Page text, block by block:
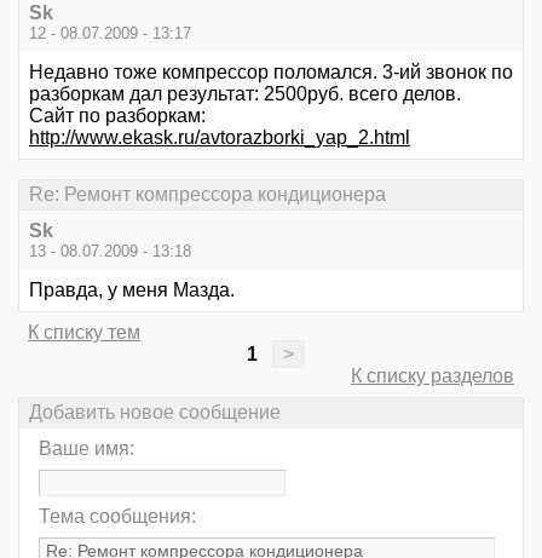
Sk
12 - 08.07.2009 - 13:17
Недавно тоже компрессор поломался. 3-ий звонок по
разборкам дал результат: 2500руб. всего делов.
Сайт по разборкам:
http://www.ekask.ru/avtorazborki_yap_2.html
Re: Ремонт компрессора кондиционера
Sk
13 - 08.07.2009 - 13:18
Правда, у меня Мазда.
К списку тем
1
>
К списку разделов
Добавить новое сообщение
Ваше имя:
Тема сообщения: